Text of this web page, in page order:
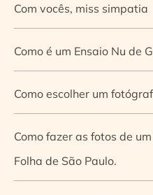
Com vocês, miss simpatia
Como é um Ensaio Nu de
Como escolher um
Como fazer as fotos de
Folha de São Paulo.